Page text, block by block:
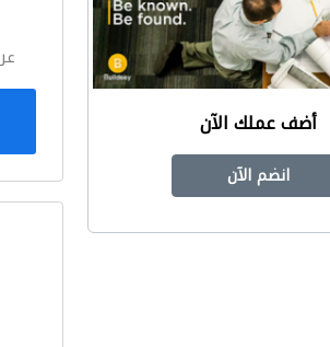
أضف عملك الآن
انضم الآن